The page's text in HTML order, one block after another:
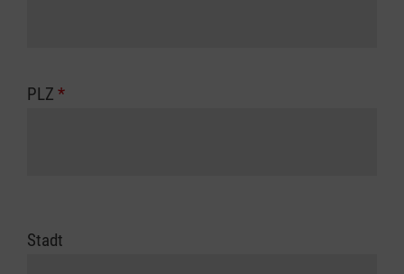
PLZ *
Stadt